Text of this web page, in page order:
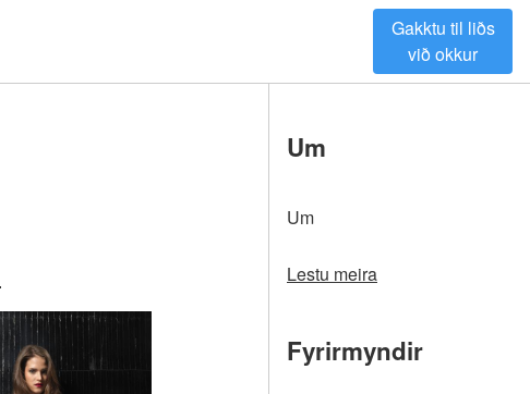
Gakktu til liðs
við okkur
Um
Um
Lestu meira
Fyrirmyndir